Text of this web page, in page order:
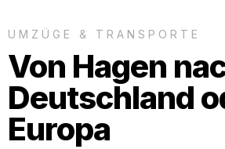
UMZÜGE & TRANSPORTE
Von Hagen
Deutschland
Europa